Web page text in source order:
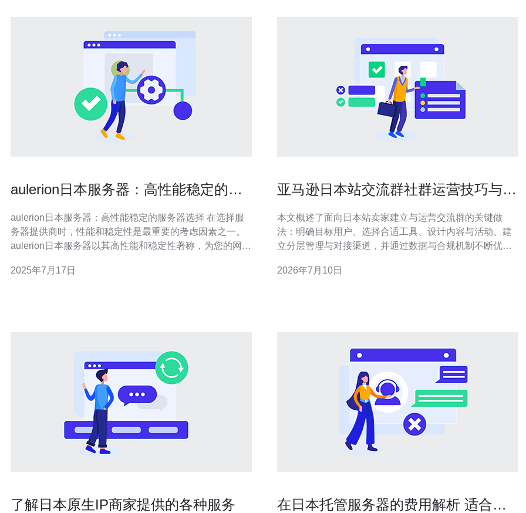
aulerion日本服务器：高性能稳定的服
aulerion日本服务器：高性能稳定的服务器选择 在选择服
务器提供商时，性能和稳定性是最重要的考虑因素之一。
aulerion日本服务器以其高性能和稳定性著称，为您的网站
进的硬件设备和优化的网络架构，确保您的网站能够快速
2025年7月17日
亚马逊日本站交流群社群运营技巧与资
本文概述了面向日本站卖家建立与运营交流群的关键做
法：明确目标用户、选择合适工具、设计内容与活动、建
立分层管理与对接渠道，并通过数据与合规机制不断优
务资源。 要吸引多少成员才合适？ 群规模应与运营目标匹
2026年7月10日
了解日本原生IP商家提供的各种服务
在日本托管服务器的费用解析 适合不